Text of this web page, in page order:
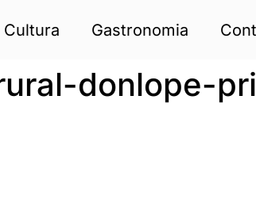
Cultura Gastronomia
donlope-